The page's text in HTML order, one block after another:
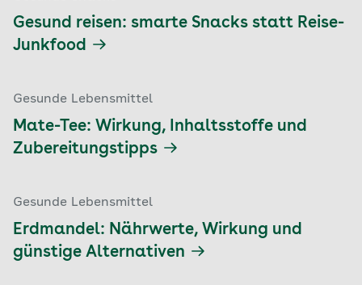
Gesund reisen: smarte Snacks statt Reise-
Junkfood
Gesunde Lebensmittel
Mate-Tee: Wirkung, Inhaltsstoffe und
Zubereitungstipps
Gesunde Lebensmittel
Erdmandel: Nährwerte, Wirkung und
günstige Alternativen